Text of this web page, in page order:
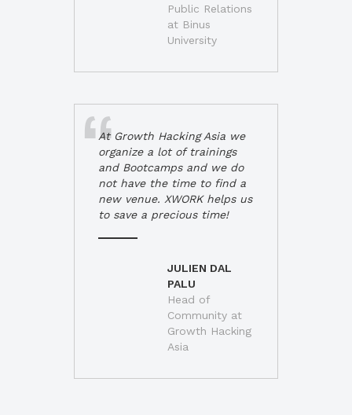
Public Relations
at Binus
University
At Growth Hacking Asia we
organize a lot of trainings
and Bootcamps and we do
not have the time to find a
new venue. XWORK helps us
to save a precious time!
JULIEN DAL
PALU
Head of
Community at
Growth Hacking
Asia